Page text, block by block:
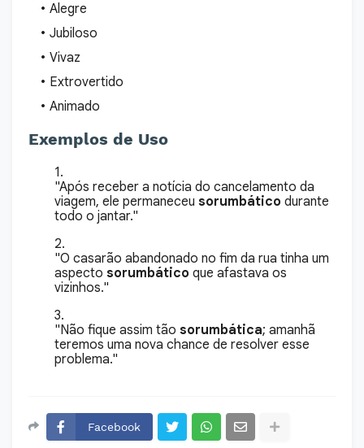
Alegre
Jubiloso
Vivaz
Extrovertido
Animado
Exemplos de Uso
"Após receber a notícia do cancelamento da
viagem, ele permaneceu sorumbático durante
todo o jantar."
"O casarão abandonado no fim da rua tinha um
aspecto sorumbático que afastava os
vizinhos."
"Não fique assim tão sorumbática; amanhã
teremos uma nova chance de resolver esse
problema."
Facebook